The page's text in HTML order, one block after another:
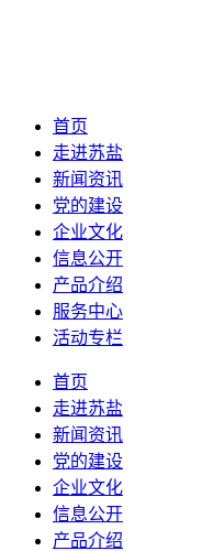
首页
走进苏盐
新闻资讯
党的建设
企业文化
信息公开
产品介绍
服务中心
活动专栏
首页
走进苏盐
新闻资讯
党的建设
企业文化
信息公开
产品介绍